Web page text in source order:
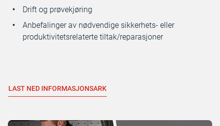
Drift og prøvekjøring
Anbefalinger av nødvendige sikkerhets- eller
produktivitetsrelaterte tiltak/reparasjoner
LAST NED INFORMASJONSARK